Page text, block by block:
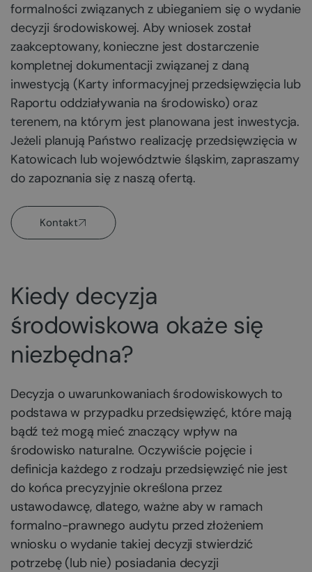
formalności związanych z ubieganiem się o wydanie
decyzji środowiskowej. Aby wniosek został
zaakceptowany, konieczne jest dostarczenie
kompletnej dokumentacji związanej z daną
inwestycją (Karty informacyjnej przedsięwzięcia lub
Raportu oddziaływania na środowisko) oraz
terenem, na którym jest planowana jest inwestycja.
Jeżeli planują Państwo realizację przedsięwzięcia w
Katowicach lub województwie śląskim, zapraszamy
do zapoznania się z naszą ofertą.
Kontakt
Kiedy decyzja
środowiskowa okaże się
niezbędna?
Decyzja o uwarunkowaniach środowiskowych to
podstawa w przypadku przedsięwzięć, które mają
bądź też mogą mieć znaczący wpływ na
środowisko naturalne. Oczywiście pojęcie i
definicja każdego z rodzaju przedsięwzięć nie jest
do końca precyzyjnie określona przez
ustawodawcę, dlatego, ważne aby w ramach
formalno-prawnego audytu przed złożeniem
wniosku o wydanie takiej decyzji stwierdzić
potrzebę (lub nie) posiadania decyzji